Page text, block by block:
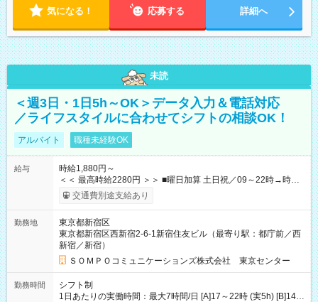
気になる！ 応募する 詳細へ
未読
＜週3日・1日5h～OK＞データ入力＆電話対応
／ライフスタイルに合わせてシフトの相談OK！
アルバイト 職種未経験OK
給与
時給1,880円～
＜＜ 最高時給2280円 ＞＞ ■曜日加算 土日祝／09～22時→時給
＋400円 ■時間加算 月曜／09～12時→時給＋200円 月曜／17～
22時→時給＋200円 金曜／17～22時→時給＋400円 ■導入研
━━━━━━━━━━━━━━━ ■月収例 ◎ロングシフト（週3日×実7h） [1]
金曜日収：15160円×4日＝60640円 [2]土曜日収：15960円×5日
＝79800円 [3]日曜日収：15960円×5日＝79800円 [1]＋[2]＋[3]＝
月収22万240円 ◎ショートシフト（週3日×実5h） [1]月曜日収：
10400円×4日＝41600円 [2]金曜日収：11400円×4日＝45600円
[3]土曜日収：11400円×5日＝57000円 [1]＋[2]＋[3]＝月収14万
4200円 【試用期間】試用期間あり 試用期間の長さ：3ヶ月 ※ 雇
交通費別途支給あり
勤務地
東京都新宿区
東京都新宿区西新宿2-6-1新宿住友ビル（最寄り駅：都庁前／西
新宿／新宿）
ＳＯＭＰＯコミュニケーションズ株式会社 東京センター
勤務時間
シフト制
1日あたりの実働時間：最大7時間/日 [A]17～22時 (実5h) [B]14～